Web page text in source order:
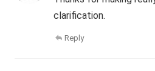
clarification.
Reply